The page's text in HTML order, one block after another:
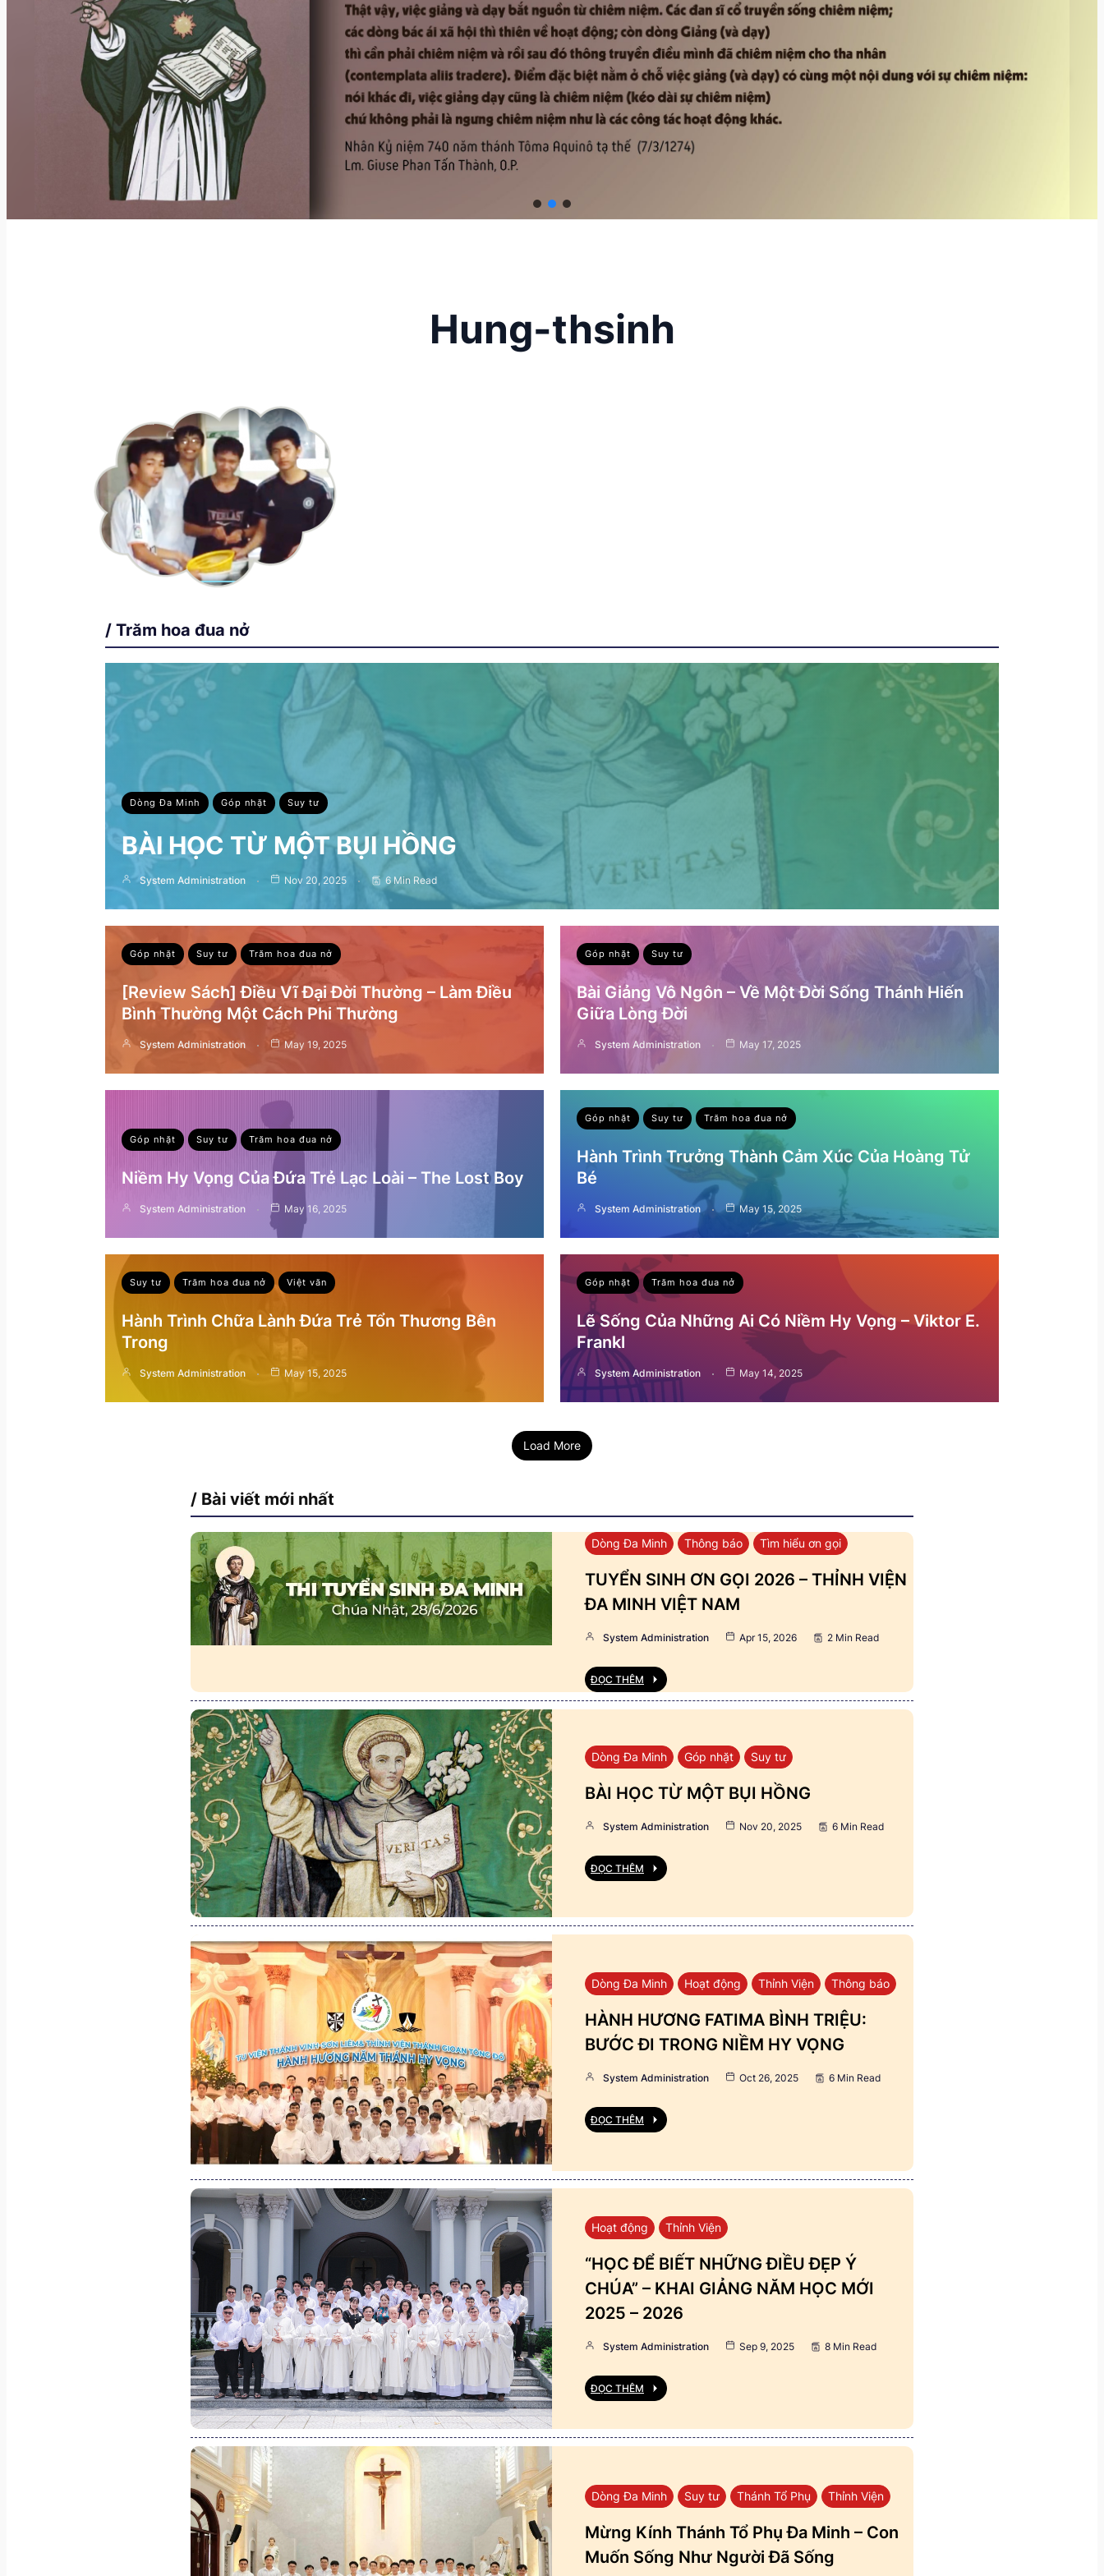
Hung-thsinh
/ Trăm hoa đua nở
Dòng Đa Minh Góp nhặt Suy tư
BÀI HỌC TỪ MỘT BỤI HỒNG
System Administration Nov 20, 2025 6 Min Read
Góp nhặt Suy tư Trăm hoa đua nở
[Review Sách] Điều Vĩ Đại Đời Thường – Làm Điều
Bình Thường Một Cách Phi Thường
System Administration May 19, 2025
Góp nhặt Suy tư
Bài Giảng Vô Ngôn – Về Một Đời Sống Thánh Hiến
Giữa Lòng Đời
System Administration May 17, 2025
Góp nhặt Suy tư Trăm hoa đua nở
Niềm Hy Vọng Của Đứa Trẻ Lạc Loài – The Lost Boy
System Administration May 16, 2025
Góp nhặt Suy tư Trăm hoa đua nở
Hành Trình Trưởng Thành Cảm Xúc Của Hoàng Tử
Bé
System Administration May 15, 2025
Suy tư Trăm hoa đua nở Việt văn
Hành Trình Chữa Lành Đứa Trẻ Tổn Thương Bên
Trong
System Administration May 15, 2025
Góp nhặt Trăm hoa đua nở
Lẽ Sống Của Những Ai Có Niềm Hy Vọng – Viktor E.
Frankl
System Administration May 14, 2025
Load More
/ Bài viết mới nhất
Dòng Đa Minh Thông báo Tìm hiểu ơn gọi
TUYỂN SINH ƠN GỌI 2026 – THỈNH VIỆN
ĐA MINH VIỆT NAM
System Administration Apr 15, 2026 2 Min Read
ĐỌC THÊM
Dòng Đa Minh Góp nhặt Suy tư
BÀI HỌC TỪ MỘT BỤI HỒNG
System Administration Nov 20, 2025 6 Min Read
ĐỌC THÊM
Dòng Đa Minh Hoạt động Thỉnh Viện Thông báo
HÀNH HƯƠNG FATIMA BÌNH TRIỆU:
BƯỚC ĐI TRONG NIỀM HY VỌNG
System Administration Oct 26, 2025 6 Min Read
ĐỌC THÊM
Hoạt động Thỉnh Viện
“HỌC ĐỂ BIẾT NHỮNG ĐIỀU ĐẸP Ý
CHÚA” – KHAI GIẢNG NĂM HỌC MỚI
2025 – 2026
System Administration Sep 9, 2025 8 Min Read
ĐỌC THÊM
Dòng Đa Minh Suy tư Thánh Tổ Phụ Thỉnh Viện
Mừng Kính Thánh Tổ Phụ Đa Minh – Con
Muốn Sống Như Người Đã Sống